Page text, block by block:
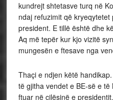
kundrejt shtetasve turq në
ndaj refuzimit që
president. E tillë është dhe
Aq më tepër kur kjo vizitë
mungesën e ftesave nga
Thaçi e ndjen këtë
të gjitha vendet e BE-së e
ftuar në cilësinë e